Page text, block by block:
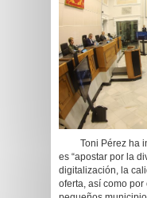
Toni Pérez ha
es “apostar por la
digitalización, la
oferta, así como